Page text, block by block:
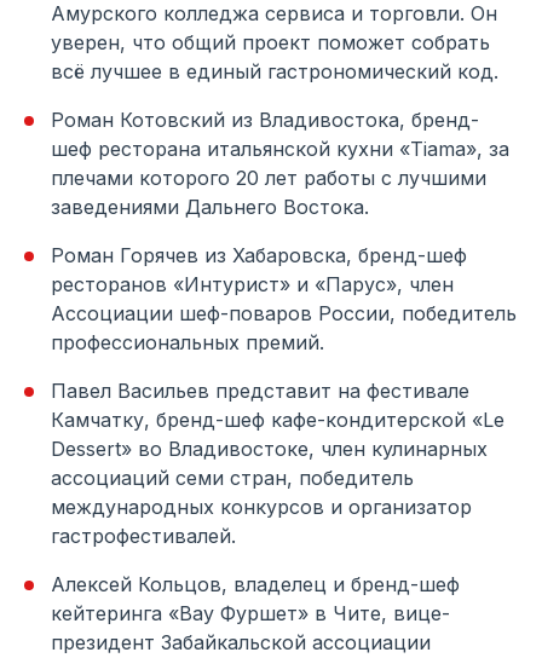
Амурского колледжа сервиса и торговли. Он
уверен, что общий проект поможет собрать
всё лучшее в единый гастрономический код.
Роман Котовский из Владивостока, бренд-
шеф ресторана итальянской кухни «Tiama», за
плечами которого 20 лет работы с лучшими
заведениями Дальнего Востока.
Роман Горячев из Хабаровска, бренд-шеф
ресторанов «Интурист» и «Парус», член
Ассоциации шеф-поваров России, победитель
профессиональных премий.
Павел Васильев представит на фестивале
Камчатку, бренд-шеф кафе-кондитерской «Le
Dessert» во Владивостоке, член кулинарных
ассоциаций семи стран, победитель
международных конкурсов и организатор
гастрофестивалей.
Алексей Кольцов, владелец и бренд-шеф
кейтеринга «Вау Фуршет» в Чите, вице-
президент Забайкальской ассоциации